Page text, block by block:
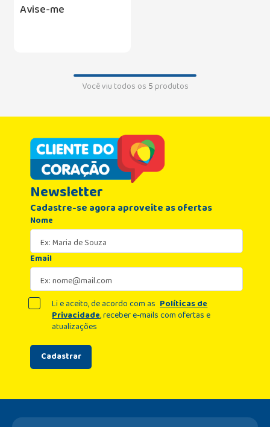
Avise-me
Você viu todos os 5produtos
Newsletter
Cadastre-se agora aproveite as ofertas
Nome
Email
Cadastrar
Li e aceito, de acordo com as Políticas de
Privacidade, receber e-mails com ofertas e
atualizações